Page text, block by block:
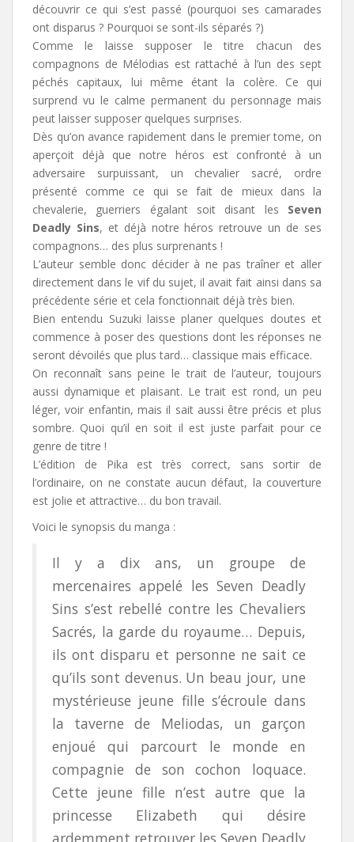
découvrir ce qui s’est passé (pourquoi ses camarades
ont disparus ? Pourquoi se sont-ils séparés ?)
Comme le laisse supposer le titre chacun des
compagnons de Mélodias est rattaché à l’un des sept
péchés capitaux, lui même étant la colère. Ce qui
surprend vu le calme permanent du personnage mais
peut laisser supposer quelques surprises.
Dès qu’on avance rapidement dans le premier tome, on
aperçoit déjà que notre héros est confronté à un
adversaire surpuissant, un chevalier sacré, ordre
présenté comme ce qui se fait de mieux dans la
chevalerie, guerriers égalant soit disant les Seven
Deadly Sins, et déjà notre héros retrouve un de ses
compagnons… des plus surprenants !
L’auteur semble donc décider à ne pas traîner et aller
directement dans le vif du sujet, il avait fait ainsi dans sa
précédente série et cela fonctionnait déjà très bien.
Bien entendu Suzuki laisse planer quelques doutes et
commence à poser des questions dont les réponses ne
seront dévoilés que plus tard… classique mais efficace.
On reconnaît sans peine le trait de l’auteur, toujours
aussi dynamique et plaisant. Le trait est rond, un peu
léger, voir enfantin, mais il sait aussi être précis et plus
sombre. Quoi qu’il en soit il est juste parfait pour ce
genre de titre !
L’édition de Pika est très correct, sans sortir de
l’ordinaire, on ne constate aucun défaut, la couverture
est jolie et attractive… du bon travail.
Voici le synopsis du manga :
Il y a dix ans, un groupe de
mercenaires appelé les Seven Deadly
Sins s’est rebellé contre les Chevaliers
Sacrés, la garde du royaume… Depuis,
ils ont disparu et personne ne sait ce
qu’ils sont devenus. Un beau jour, une
mystérieuse jeune fille s’écroule dans
la taverne de Meliodas, un garçon
enjoué qui parcourt le monde en
compagnie de son cochon loquace.
Cette jeune fille n’est autre que la
princesse Elizabeth qui désire
ardemment retrouver les Seven Deadly